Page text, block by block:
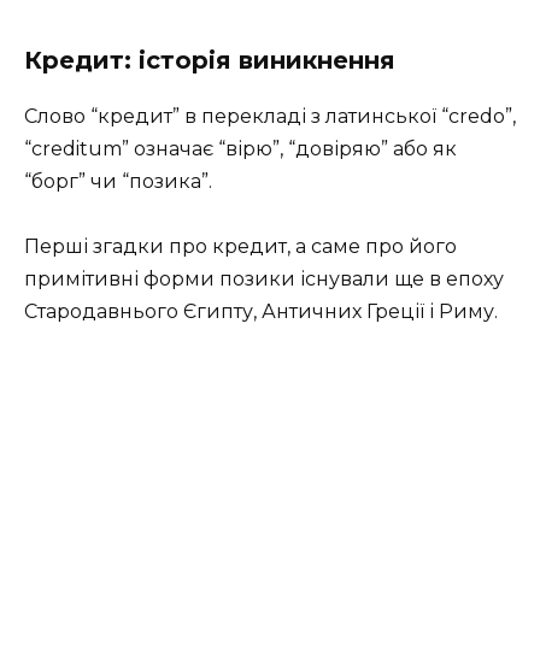
Кредит: історія виникнення
Слово “кредит” в перекладі з латинської “credo”,
“creditum” означає “вірю”, “довіряю” або як
“борг” чи “позика”.
Перші згадки про кредит, а саме про його
примітивні форми позики існували ще в епоху
Стародавнього Єгипту, Античних Греції і Риму.